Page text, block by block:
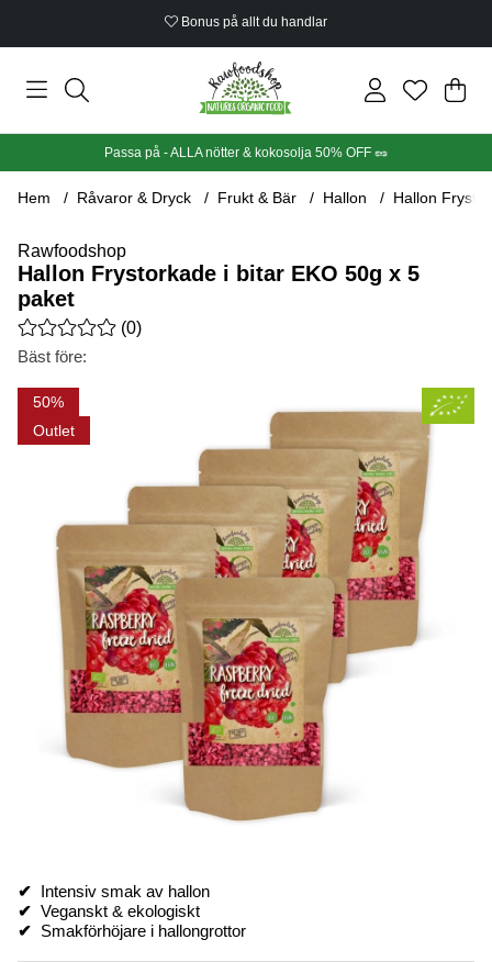
Bonus på allt du handlar
Din
.
Passa på - ALLA nötter & kokosolja 50% OFF 🥜
Hem Råvaror & Dryck Frukt & Bär Hallon Hallon
Rawfoodshop
Hallon Frystorkade i bitar EKO 50g x 5
paket
Medelbetyg 0 av 5 Antal betyg 0
(0)
Bäst före:
50
Outlet
Produktbilder Hallon Frystorkade i bitar EKO 50g x 5 paket
✔
Intensiv smak av hallon
✔ Veganskt & ekologiskt
✔ Smakförhöjare i hallongrottor